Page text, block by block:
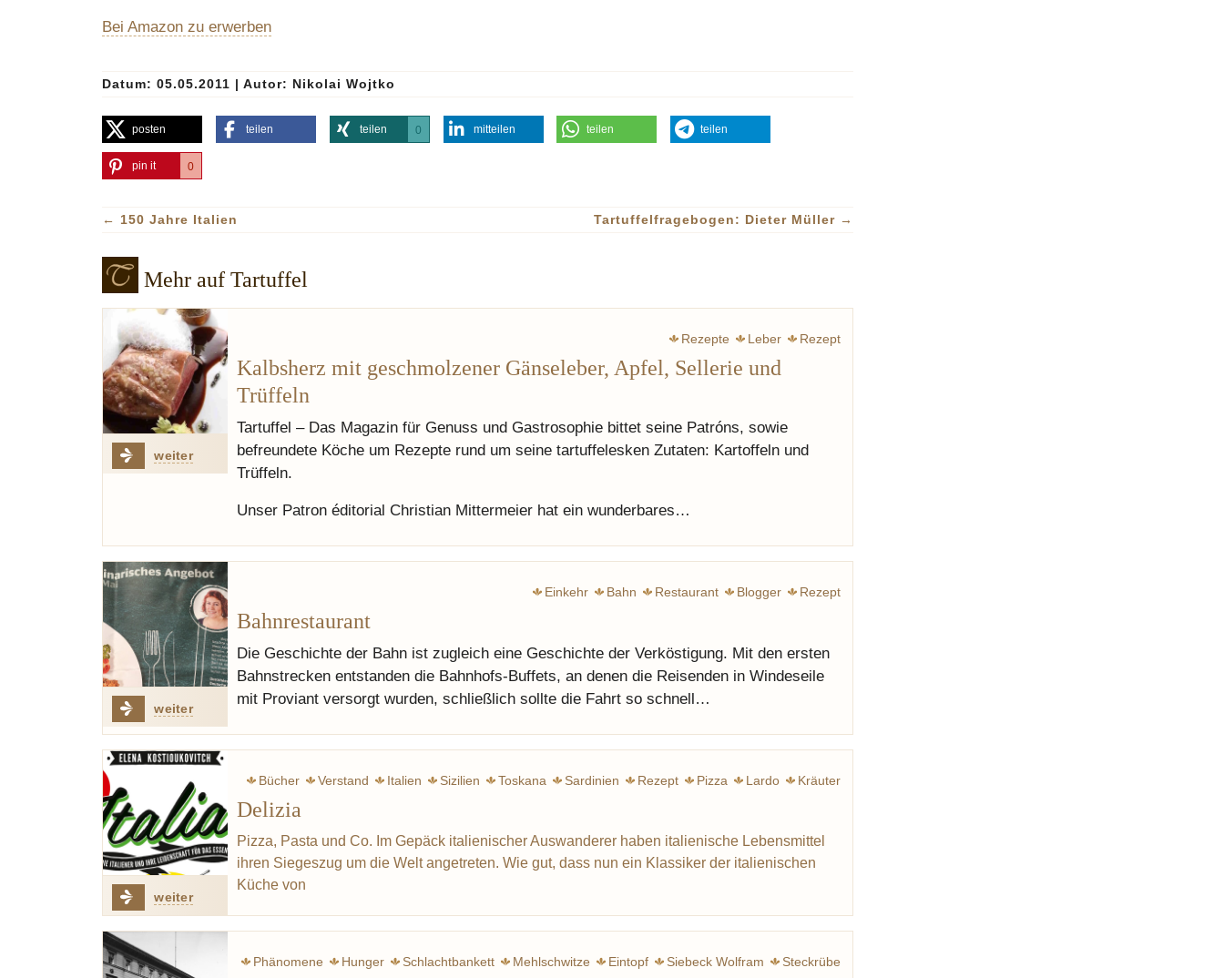
Bei Amazon zu erwerben
Datum: 05.05.2011 | Autor: Nikolai Wojtko
posten teilen teilen 0 mitteilen teilen teilen
pin it 0
← 150 Jahre Italien Tartuffelfragebogen: Dieter Müller →
Mehr auf Tartuffel
weiter
Rezepte Leber Rezept
Kalbsherz mit geschmolzener Gänseleber, Apfel, Sellerie und
Trüffeln
Tartuffel – Das Magazin für Genuss und Gastrosophie bittet seine Patróns, sowie
befreundete Köche um Rezepte rund um seine tartuffelesken Zutaten: Kartoffeln und
Trüffeln.
Unser Patron éditorial Christian Mittermeier hat ein wunderbares…
weiter
Einkehr Bahn Restaurant Blogger Rezept
Bahnrestaurant
Die Geschichte der Bahn ist zugleich eine Geschichte der Verköstigung. Mit den ersten
Bahnstrecken entstanden die Bahnhofs-Buffets, an denen die Reisenden in Windeseile
mit Proviant versorgt wurden, schließlich sollte die Fahrt so schnell…
weiter
Bücher Verstand Italien Sizilien Toskana Sardinien Rezept Pizza Lardo Kräuter
Delizia
Pizza, Pasta und Co. Im Gepäck italienischer Auswanderer haben italienische Lebensmittel
ihren Siegeszug um die Welt angetreten. Wie gut, dass nun ein Klassiker der italienischen
Küche von
Phänomene Hunger Schlachtbankett Mehlschwitze Eintopf Siebeck Wolfram
Steckrübe